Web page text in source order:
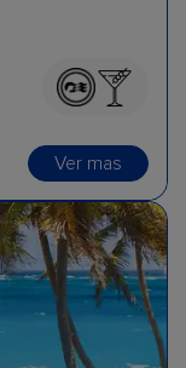
Ver mas